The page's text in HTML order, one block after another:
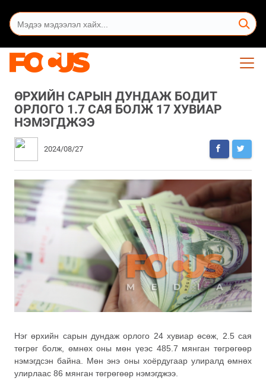
ӨРХИЙН САРЫН ДУНДАЖ БОДИТ
ОРЛОГО 1.7 САЯ БОЛЖ 17 ХУВИАР
НЭМЭГДЖЭЭ
2024/08/27
Нэг өрхийн сарын дундаж орлого 24 хувиар өсөж, 2.5 сая
төгрөг болж, өмнөх оны мөн үеэс 485.7 мянган төгрөгөөр
нэмэгдсэн байна. Мөн энэ оны хоёрдугаар улиралд өмнөх
улирлаас 86 мянган төгрөгөөр нэмэгджээ.